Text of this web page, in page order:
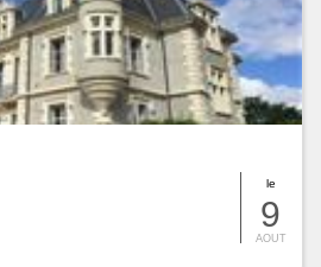
le
9
AOUT